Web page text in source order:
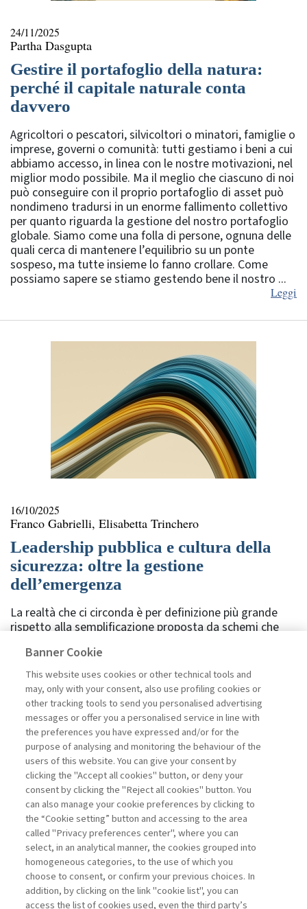
24/11/2025
Partha Dasgupta
Gestire il portafoglio della natura:
perché il capitale naturale conta
davvero
Agricoltori o pescatori, silvicoltori o minatori, famiglie o
imprese, governi o comunità: tutti gestiamo i beni a cui
abbiamo accesso, in linea con le nostre motivazioni, nel
miglior modo possibile. Ma il meglio che ciascuno di noi
può conseguire con il proprio portafoglio di asset può
nondimeno tradursi in un enorme fallimento collettivo
per quanto riguarda la gestione del nostro portafoglio
globale. Siamo come una folla di persone, ognuna delle
quali cerca di mantenere l’equilibrio su un ponte
sospeso, ma tutte insieme lo fanno crollare. Come
possiamo sapere se stiamo gestendo bene il nostro ...
Leggi
16/10/2025
Franco Gabrielli, Elisabetta Trinchero
Leadership pubblica e cultura della
sicurezza: oltre la gestione
dell’emergenza
La realtà che ci circonda è per definizione più grande
rispetto alla semplificazione proposta da schemi che
complessità. […] Di fronte a questo scenario sistemico
la leadership pubblica è chiamata a una trasformazione
radicale. Non basta più essere bravi amministratori o
efficienti decisori. Serve piuttosto la capacità di
interpretare e orientare il cambiamento, di essere
architetti di senso, tessitori di fiducia e relazioni. Si
tratta di una leadership capace non soltanto di reagire
agli eventi, ma di anticiparli e trasformarli in occasioni ...
2 3 4 5 6 7 8 9 10
Banner Cookie
This website uses cookies or other technical tools and
may, only with your consent, also use profiling cookies or
other tracking tools to send you personalised advertising
messages or offer you a personalised service in line with
the preferences you have expressed and/or for the
purpose of analysing and monitoring the behaviour of the
users of this website. You can give your consent by
clicking the "Accept all cookies" button, or deny your
consent by clicking the "Reject all cookies" button. You
can also manage your cookie preferences by clicking to
the “Cookie setting” button and accessing to the area
called "Privacy preferences center", where you can
select, in an analytical manner, the cookies grouped into
homogeneous categories, to the use of which you
choose to consent, or confirm your previous choices. In
addition, by clicking on the link "cookie list", you can
access the list of cookies used, even the third party’s